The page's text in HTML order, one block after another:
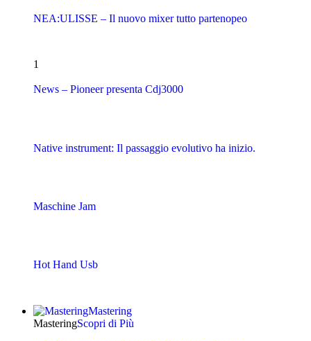
NEA:ULISSE – Il nuovo mixer tutto partenopeo
1
News – Pioneer presenta Cdj3000
Native instrument: Il passaggio evolutivo ha inizio.
Maschine Jam
Hot Hand Usb
Mastering
MasteringScopri di Più